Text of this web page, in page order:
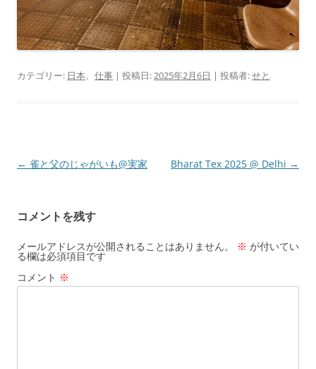
カテゴリー: 日本、 仕事 | 投稿日:2025年2月6日 | 投稿者:せと
投
ビ
ゲ
ー
シ
← 雀と父のじゃがいも@実家 Bharat Tex 2025 @ Delhi →
コメントを残す
メールアドレスが公開されることはありません。 ※ が付いてい
る欄は必須項目です
コメント ※